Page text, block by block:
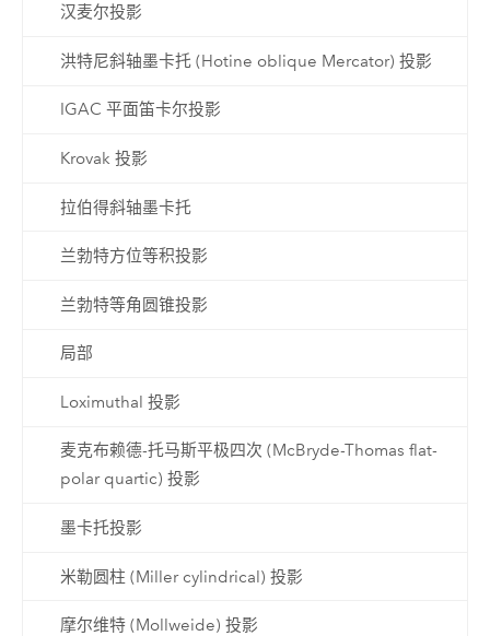
汉麦尔投影
洪特尼斜轴墨卡托 (Hotine oblique Mercator) 投影
IGAC 平面笛卡尔投影
Krovak 投影
拉伯得斜轴墨卡托
兰勃特方位等积投影
兰勃特等角圆锥投影
局部
Loximuthal 投影
麦克布赖德-托马斯平极四次 (McBryde-Thomas flat-
polar quartic) 投影
墨卡托投影
米勒圆柱 (Miller cylindrical) 投影
摩尔维特 (Mollweide) 投影